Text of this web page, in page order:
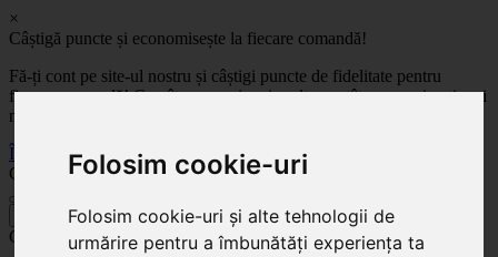
Folosim cookie-uri
Folosim cookie-uri și alte tehnologii de
urmărire pentru a îmbunătăți experiența ta
×
Câștigă puncte și economisește la fiecare comandă!
Fă-ți cont pe site-ul nostru și câștigi puncte de fidelitate pentru
fiecare comandă! Cu cât comanzi mai mult, cu atât economisești mai
mult!
Înregistrează-te acum
Celoplast
Celoplast